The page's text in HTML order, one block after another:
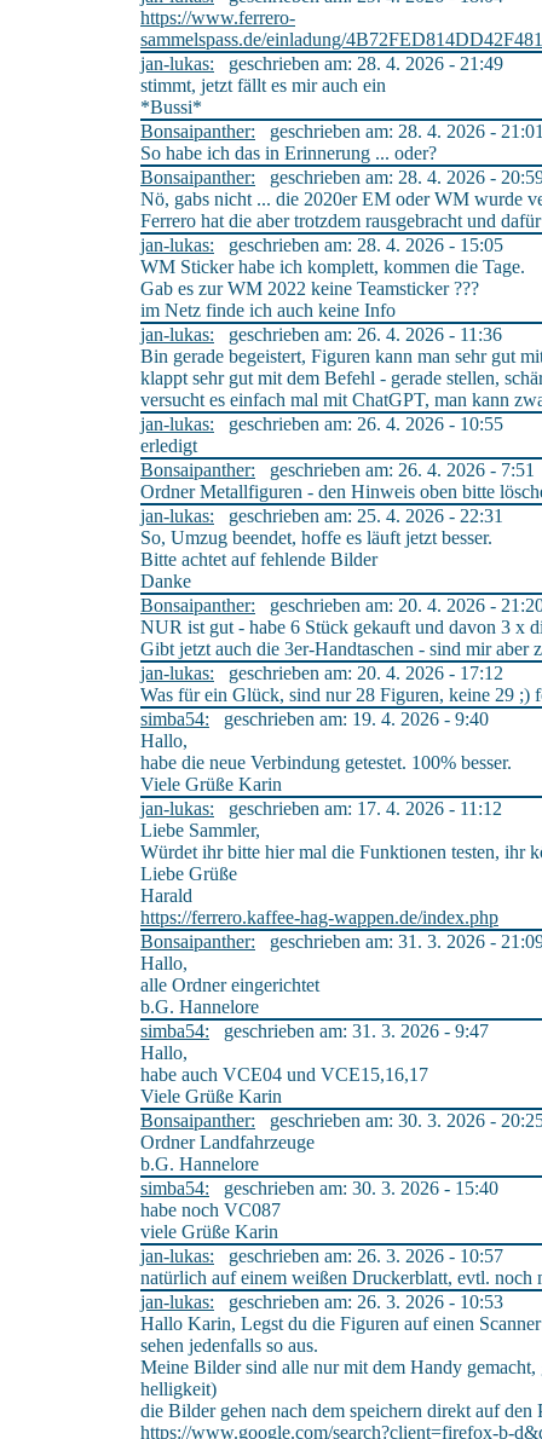
https://www.ferrero-
sammelspass.de/einladung/
jan-lukas: geschrieben am: 28. 4. 2026 - 21:49
stimmt, jetzt fällt es mir auch ein
*Bussi*
Bonsaipanther: geschrieben am: 28. 4. 2026 -
So habe ich das in Erinnerung ... oder?
Bonsaipanther: geschrieben am: 28. 4. 2026 -
Nö, gabs nicht ... die 2020er EM oder WM wurde
Ferrero hat die aber trotzdem rausgebracht und
jan-lukas: geschrieben am: 28. 4. 2026 - 15:05
WM Sticker habe ich komplett, kommen die Tage.
Gab es zur WM 2022 keine Teamsticker ???
im Netz finde ich auch keine Info
jan-lukas: geschrieben am: 26. 4. 2026 - 11:36
Bin gerade begeistert, Figuren kann man sehr gut
klappt sehr gut mit dem Befehl - gerade stellen,
versucht es einfach mal mit ChatGPT, man kann
jan-lukas: geschrieben am: 26. 4. 2026 - 10:55
erledigt
Bonsaipanther: geschrieben am: 26. 4. 2026 - 7:51
Ordner Metallfiguren - den Hinweis oben bitte
jan-lukas: geschrieben am: 25. 4. 2026 - 22:31
So, Umzug beendet, hoffe es läuft jetzt besser.
Bitte achtet auf fehlende Bilder
Danke
Bonsaipanther: geschrieben am: 20. 4. 2026 -
NUR ist gut - habe 6 Stück gekauft und davon 3 x
Gibt jetzt auch die 3er-Handtaschen - sind mir aber
jan-lukas: geschrieben am: 20. 4. 2026 - 17:12
Was für ein Glück, sind nur 28 Figuren, keine 29 ;)
simba54: geschrieben am: 19. 4. 2026 - 9:40
Hallo,
habe die neue Verbindung getestet. 100% besser.
Viele Grüße Karin
jan-lukas: geschrieben am: 17. 4. 2026 - 11:12
Liebe Sammler,
Würdet ihr bitte hier mal die Funktionen testen, ihr
Liebe Grüße
Harald
https://ferrero.kaffee-hag-wappen.de/index.php
Bonsaipanther: geschrieben am: 31. 3. 2026 -
Hallo,
alle Ordner eingerichtet
b.G. Hannelore
simba54: geschrieben am: 31. 3. 2026 - 9:47
Hallo,
habe auch VCE04 und VCE15,16,17
Viele Grüße Karin
Bonsaipanther: geschrieben am: 30. 3. 2026 -
Ordner Landfahrzeuge
b.G. Hannelore
simba54: geschrieben am: 30. 3. 2026 - 15:40
habe noch VC087
viele Grüße Karin
jan-lukas: geschrieben am: 26. 3. 2026 - 10:57
natürlich auf einem weißen Druckerblatt, evtl.
jan-lukas: geschrieben am: 26. 3. 2026 - 10:53
Hallo Karin, Legst du die Figuren auf einen
sehen jedenfalls so aus.
Meine Bilder sind alle nur mit dem Handy
helligkeit)
die Bilder gehen nach dem speichern direkt auf
https://www.google.com/search?client=firefox-b-